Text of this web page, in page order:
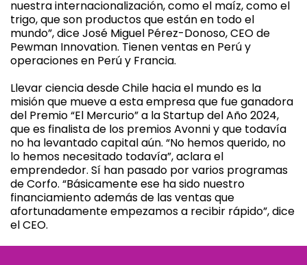
nuestra internacionalización, como el maíz, como el
trigo, que son productos que están en todo el
mundo”, dice José Miguel Pérez-Donoso, CEO de
Pewman Innovation. Tienen ventas en Perú y
operaciones en Perú y Francia.
Llevar ciencia desde Chile hacia el mundo es la
misión que mueve a esta empresa que fue ganadora
del Premio “El Mercurio” a la Startup del Año 2024,
que es finalista de los premios Avonni y que todavía
no ha levantado capital aún. “No hemos querido, no
lo hemos necesitado todavía”, aclara el
emprendedor. Sí han pasado por varios programas
de Corfo. “Básicamente ese ha sido nuestro
financiamiento además de las ventas que
afortunadamente empezamos a recibir rápido”, dice
el CEO.